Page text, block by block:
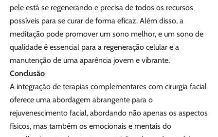
pele está se regenerando e precisa de todos os recursos
possíveis para se curar de forma eficaz. Além disso, a
meditação pode promover um sono melhor, e um sono de
qualidade é essencial para a regeneração celular e a
manutenção de uma aparência jovem e vibrante.
Conclusão
A integração de terapias complementares com cirurgia facial
oferece uma abordagem abrangente para o
rejuvenescimento facial, abordando não apenas os aspectos
físicos, mas também os emocionais e mentais do